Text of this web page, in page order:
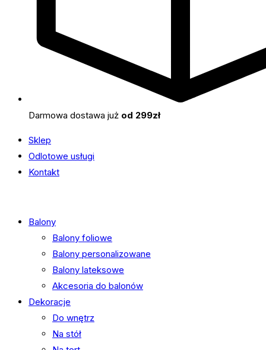
Darmowa dostawa już od 299zł
Sklep
Odlotowe usługi
Kontakt
Balony
Balony foliowe
Balony personalizowane
Balony lateksowe
Akcesoria do balonów
Dekoracje
Do wnętrz
Na stół